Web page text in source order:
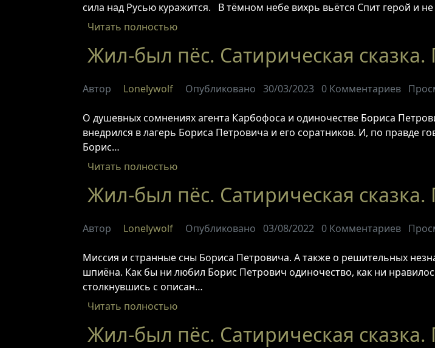
сила над Русью куражится. В тёмном небе вихрь вьётся Спит герой и
Читать полностью
Жил-был пёс. Сатирическая сказка.
Автор Lonelywolf Опубликовано 30/03/2023 0 Комментариев
О душевных сомнениях агента Карбофоса и одиночестве Бориса
внедрился в лагерь Бориса Петровича и его соратников. И, по правде
Борис…
Читать полностью
Жил-был пёс. Сатирическая
Автор Lonelywolf Опубликовано 03/08/2022 0 Комментариев
Миссия и странные сны Бориса Петровича. А также о решительных
шпиёна. Как бы ни любил Борис Петрович одиночество, как ни
столкнувшись с описан…
Читать полностью
Жил-был пёс. Сатирическая сказка.